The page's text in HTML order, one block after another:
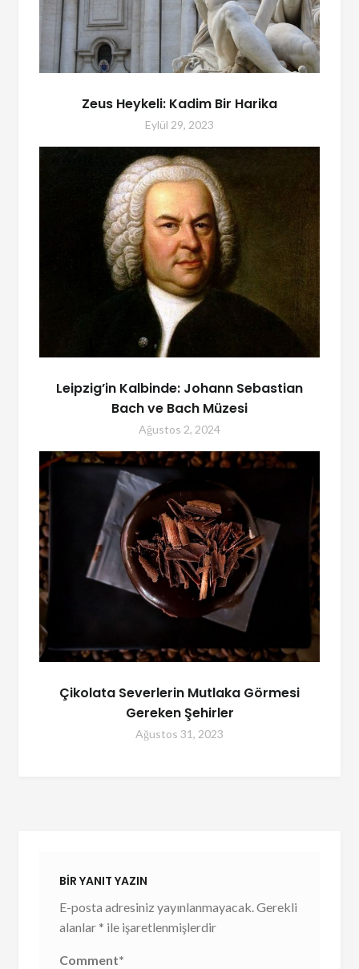
Zeus Heykeli: Kadim Bir Harika
Eylül 29, 2023
Leipzig’in Kalbinde: Johann Sebastian
Bach ve Bach Müzesi
Ağustos 2, 2024
Çikolata Severlerin Mutlaka Görmesi
Gereken Şehirler
Ağustos 31, 2023
BIR YANIT YAZIN
E-posta adresiniz yayınlanmayacak.Gerekli
alanlar * ile işaretlenmişlerdir
Comment*